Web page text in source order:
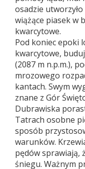
osadzie
wiążące piasek w
kwarcytowe.
Pod koniec epoki
kwarcytowe,
(2087 m n.p.m.),
mrozowego
kantach. Swym
znane z Gór
Dubrawiska
Tatrach osobne
sposób
warunków.
pędów sprawiają,
śniegu. Ważnym